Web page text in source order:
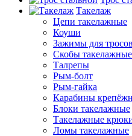
Такелаж
Цепи такелажные
Коуши
Зажимы для тросов
Скобы такелажные
Талрепы
Рым-болт
Рым-гайка
Карабины
Блоки такелажные
Такелажные
Ломы такелажные